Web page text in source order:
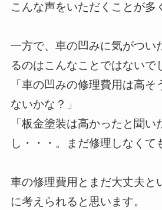
こんな声をいただくことが多
一方で、車の凹みに気がつい
るのはこんなことではないで
「車の凹みの修理費用は高そ
ないかな？」
「板金塗装は高かったと聞い
し・・・。まだ修理しなくて
車の修理費用とまだ大丈夫と
に考えられると思います。